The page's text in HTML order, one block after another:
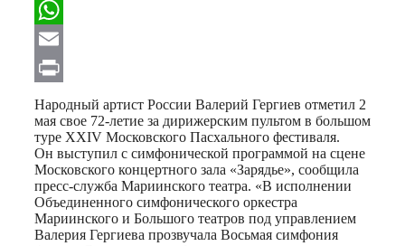
Facebook
WhatsApp
Email
Print
Народный артист России Валерий Гергиев отметил 2
мая свое 72-летие за дирижерским пультом в большом
туре XХIV Московского Пасхального фестиваля.
Он выступил с симфонической программой на сцене
Московского концертного зала «Зарядье», сообщила
пресс-служба Мариинского театра. «В исполнении
Объединенного симфонического оркестра
Мариинского и Большого театров под управлением
Валерия Гергиева прозвучала Восьмая симфония